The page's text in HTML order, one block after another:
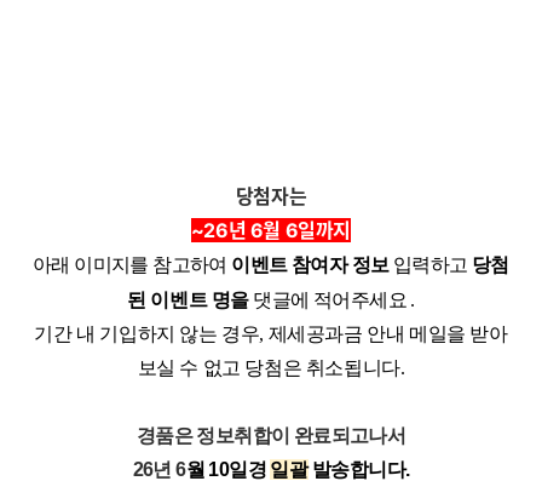
당첨자는
~26년 6월 6일까지
아래 이미지를 참고하여 이 벤트 참여자 정보 입력하고 당첨
된 이벤트 명을 댓글에 적어주세요 .
기간 내 기입하지 않는 경우, 제세공과금 안내 메일을 받아
보실 수 없고 당첨은 취소됩니다.
경품은 정보취합이 완료되고나서
26년 6월 10일경 일 괄발송합니다.